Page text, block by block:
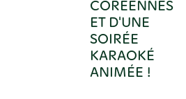
CORÉENNES
ET D'UNE
SOIRÉE
KARAOKÉ
ANIMÉE !